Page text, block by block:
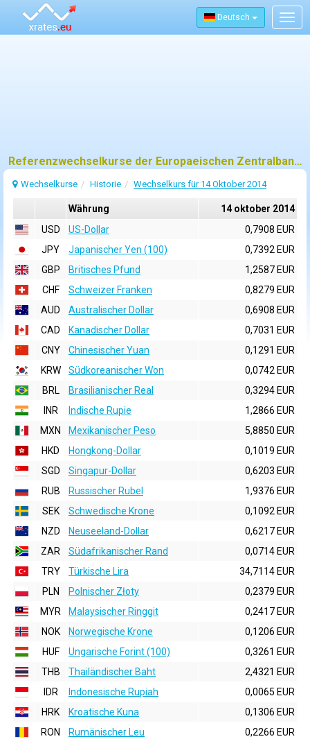
Deutsch
Referenzwechselkurse der Europaeischen Zentralbank (EZB) fuer 14 oktober 2014
Wechselkurse Historie Wechselkurs für 14 Oktober 2014
Währung
14 oktober 2014
USD
US-Dollar
0,7908 EUR
JPY
Japanischer Yen (100)
0,7392 EUR
GBP
Britisches Pfund
1,2587 EUR
CHF
Schweizer Franken
0,8279 EUR
AUD
Australischer Dollar
0,6908 EUR
CAD
Kanadischer Dollar
0,7031 EUR
CNY
Chinesischer Yuan
0,1291 EUR
KRW
Südkoreanischer Won
0,0742 EUR
BRL
Brasilianischer Real
0,3294 EUR
INR
Indische Rupie
1,2866 EUR
MXN
Mexikanischer Peso
5,8850 EUR
HKD
Hongkong-Dollar
0,1019 EUR
SGD
Singapur-Dollar
0,6203 EUR
RUB
Russischer Rubel
1,9376 EUR
SEK
Schwedische Krone
0,1092 EUR
NZD
Neuseeland-Dollar
0,6217 EUR
ZAR
Südafrikanischer Rand
0,0714 EUR
TRY
Türkische Lira
34,7114 EUR
PLN
Polnischer Złoty
0,2379 EUR
MYR
Malaysischer Ringgit
0,2417 EUR
NOK
Norwegische Krone
0,1206 EUR
HUF
Ungarische Forint (100)
0,3261 EUR
THB
Thailändischer Baht
2,4321 EUR
IDR
Indonesische Rupiah
0,0065 EUR
HRK
Kroatische Kuna
0,1306 EUR
RON
Rumänischer Leu
0,2266 EUR